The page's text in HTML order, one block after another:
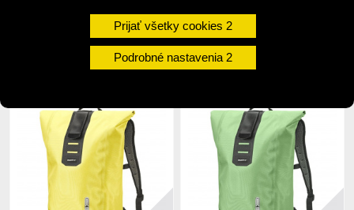
Prijať všetky cookies
Podrobné nastavenia
2-5 dní
undefined
2-5 dní